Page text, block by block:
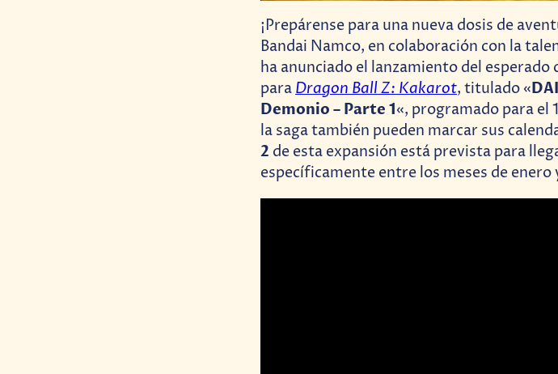
¡Prepárense para una nueva dosis de
Bandai Namco, en colaboración con la
ha anunciado el lanzamiento del
para Dragon Ball Z: Kakarot, titulado «
Demonio – Parte 1«, programado para el
la saga también pueden marcar sus
2 de esta expansión está prevista para
específicamente entre los meses de enero